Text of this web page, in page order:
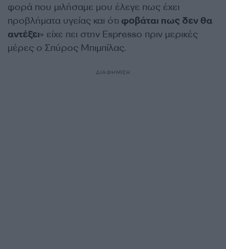
φορά που μιλήσαμε μου έλεγε πως έχει
προβλήματα υγείας και ότι φοβάται πως δεν θα
αντέξει» είχε πει στην Espresso πριν μερικές
μέρες ο Σπύρος Μπιμπίλας.
ΔΙΑΦΗΜΙΣΗ